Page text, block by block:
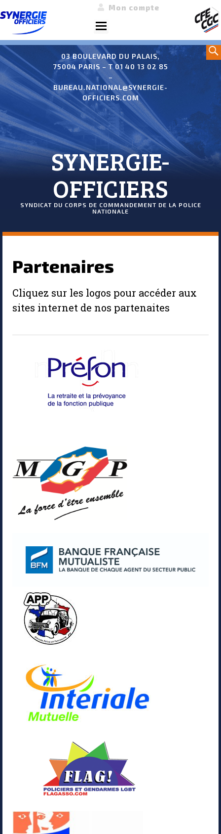
Aller
au
contenu
Menu
Mon compte
03 BOULEVARD DU PALAIS,
75004 PARIS – T 01 40 13 02 85
–
BUREAU.NATIONAL@SYNERGIE-
OFFICIERS.COM
SYNERGIE-
OFFICIERS
SYNDICAT DU CORPS DE COMMANDEMENT DE LA POLICE
NATIONALE
Partenaires
Cliquez sur les logos pour accéder aux
sites internet de nos partenaites